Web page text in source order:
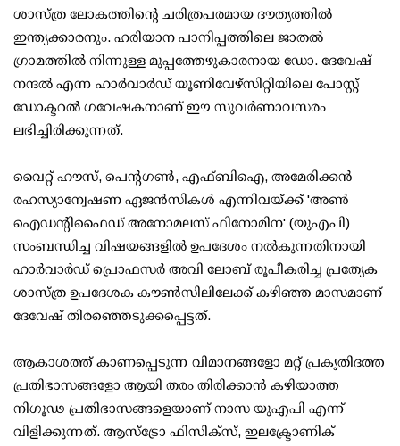
ശാസ്ത്ര ലോകത്തിന്റെ ചരിത്രപരമായ ദൗത്യത്തില്‍
ഇന്ത്യക്കാരനും. ഹരിയാന പാനിപ്പത്തിലെ ജാതല്‍
ഗ്രാമത്തില്‍ നിന്നുള്ള മുപ്പത്തേഴുകാരനായ ഡോ. ദേവേഷ്
നന്ദല്‍ എന്ന ഹാര്‍വാര്‍ഡ് യൂണിവേഴ്‌സിറ്റിയിലെ പോസ്റ്റ്
ഡോക്ടറല്‍ ഗവേഷകനാണ് ഈ സുവര്‍ണാവസരം
ലഭിച്ചിരിക്കുന്നത്.
വൈറ്റ് ഹൗസ്, പെന്റഗണ്‍, എഫ്ബിഐ, അമേരിക്കന്‍
രഹസ്യാന്വേഷണ ഏജന്‍സികള്‍ എന്നിവയ്ക്ക് 'അണ്‍
ഐഡന്റിഫൈഡ് അനോമലസ് ഫിനോമിന' (യുഎപി)
സംബന്ധിച്ച വിഷയങ്ങളില്‍ ഉപദേശം നല്‍കുന്നതിനായി
ഹാര്‍വാര്‍ഡ് പ്രൊഫസര്‍ അവി ലോബ് രൂപീകരിച്ച പ്രത്യേക
ശാസ്ത്ര ഉപദേശക കൗണ്‍സിലിലേക്ക് കഴിഞ്ഞ മാസമാണ്
ദേവേഷ് തിരഞ്ഞെടുക്കപ്പെട്ടത്.
ആകാശത്ത് കാണപ്പെടുന്ന വിമാനങ്ങളോ മറ്റ് പ്രകൃതിദത്ത
പ്രതിഭാസങ്ങളോ ആയി തരം തിരിക്കാന്‍ കഴിയാത്ത
നിഗൂഢ പ്രതിഭാസങ്ങളെയാണ് നാസ യുഎപി എന്ന്
വിളിക്കുന്നത്. ആസ്‌ട്രോ ഫിസിക്‌സ്, ഇലക്ട്രോണിക്